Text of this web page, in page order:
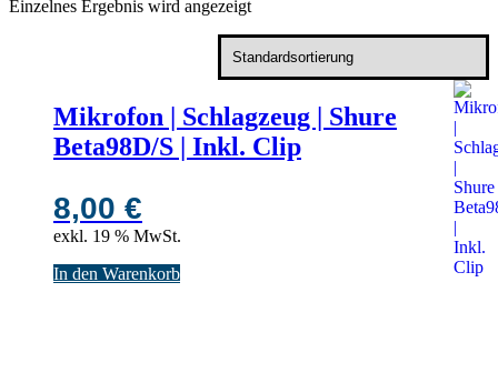
Einzelnes Ergebnis wird angezeigt
Mikrofon | Schlagzeug | Shure
Beta98D/S | Inkl. Clip
8,00 €
exkl. 19 % MwSt.
In den Warenkorb